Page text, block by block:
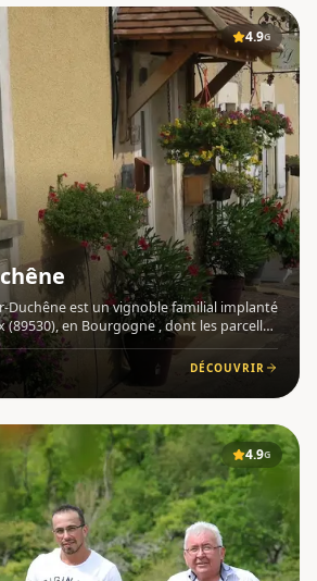
4.9G
Duchêne est un vignoble familial implanté
(89530), en Bourgogne , dont les parcelles
de Saint-Bris-le-Vineux, Chablis et
chablisien. Le dom
DÉCOUVRIR
4.9G